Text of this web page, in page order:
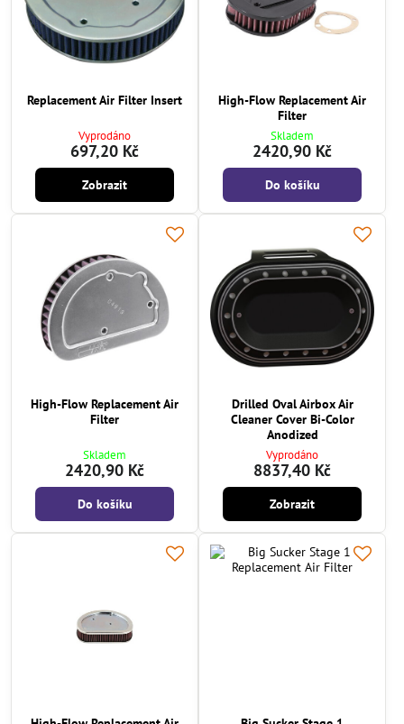
Replacement Air Filter Insert
Vyprodáno
697,20 Kč
Zobrazit
High-Flow Replacement Air
Filter
Skladem
2420,90 Kč
Do košíku
High-Flow Replacement Air
Filter
Skladem
2420,90 Kč
Do košíku
Drilled Oval Airbox Air
Cleaner Cover Bi-Color
Anodized
Vyprodáno
8837,40 Kč
Zobrazit